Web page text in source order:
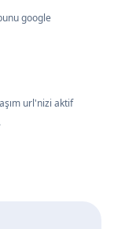
google
url'nizi aktif